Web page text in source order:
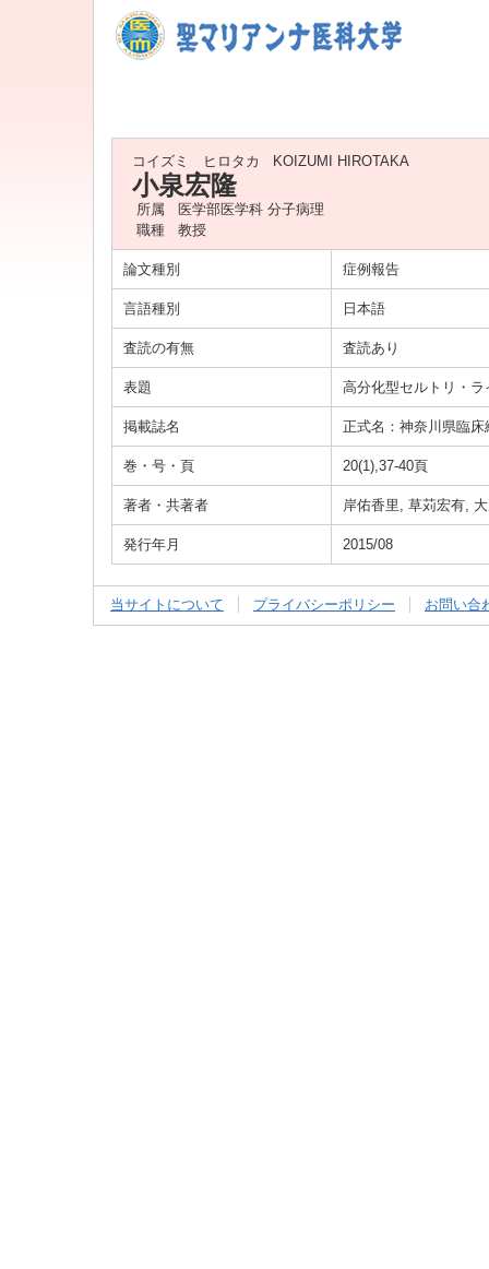
コイズミ ヒロタカ KOIZUMI HIROTAKA
小泉宏隆
所属
医学部医学科 分子病理
職種
教授
論文種別 症例報告
言語種別 日本語
査読の有無 査読あり
表題 高分化型セルトリ・
掲載誌名 正式名：神奈川県臨床
巻・号・頁 20(1),37-40頁
著者・共著者 岸佑香里, 草苅宏有,
発行年月 2015/08
当サイトについて プライバシーポリシー お問い合